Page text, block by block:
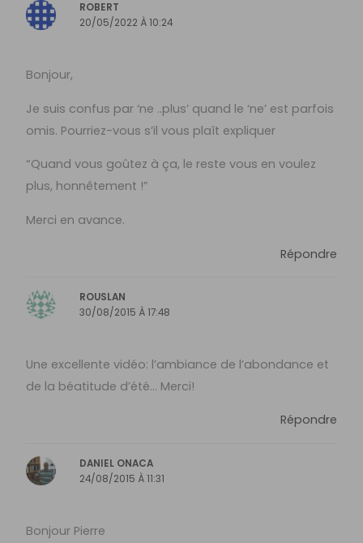
ROBERT
20/05/2022 À 10:24
Bonjour,
Je suis confus par ‘ne ..plus’ quand le ‘ne’ est parfois
omis. Pourriez-vous s’il vous plaît expliquer
“Quand vous goûtez à ça, le reste vous en voulez
plus, honnêtement !”
Merci en avance.
Répondre
ROUSLAN
30/08/2015 À 17:48
Une excellente vidéo: l’ambiance de l’abondance et
de la béatitude d’été… Merci!
Répondre
DANIEL ONACA
24/08/2015 À 11:31
Bonjour Pierre